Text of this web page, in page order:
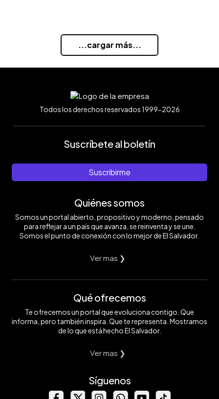
...cargar más...
Todos los derechos reservados 1999-2026
Suscríbete al boletín
Suscribirme
Quiénes somos
Somos un portal abierto, propositivo y moderno, pensado
para reflejar a un país que avanza, se reinventa y se une.
Somos el punto de conexión con lo mejor de El Salvador.
Ver mas ❯
Qué ofrecemos
Te ofrecemos un portal que evoluciona contigo. Que
informa, pero también inspira. Que te representa. Mostramos
de lo que está hecho El Salvador.
Ver mas ❯
Síguenos